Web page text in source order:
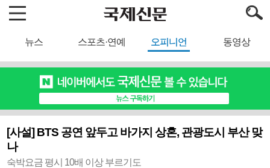
뉴스 스포츠·연예 오피니언 동영상
[사설] BTS 공연 앞두고 바가지 상혼, 관광도시 부산 맞
나
숙박요금 평시 10배 이상 부르기도